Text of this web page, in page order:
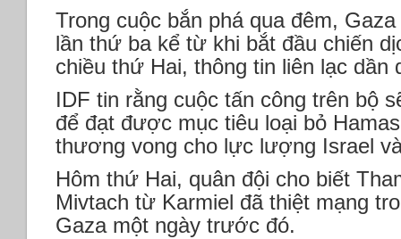
Trong cuộc bắn phá qua đêm,
lần thứ ba kể từ khi bắt đầu chiến
chiều thứ Hai, thông tin liên lạc
IDF tin rằng cuộc tấn công trên bộ
để đạt được mục tiêu loại bỏ
thương vong cho lực lượng Israel
Hôm thứ Hai, quân đội cho biết
Mivtach từ Karmiel đã thiệt mạng
Gaza một ngày trước đó.